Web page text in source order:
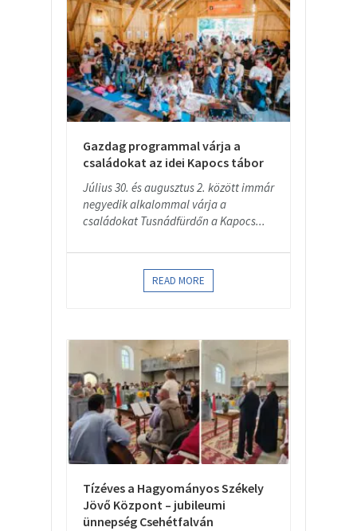
Gazdag programmal várja a
családokat az idei Kapocs tábor
Július 30. és augusztus 2. között immár
negyedik alkalommal várja a
családokat Tusnádfürdőn a Kapocs...
READ MORE
Tízéves a Hagyományos Székely
Jövő Központ – jubileumi
ünnepség Csehétfalván